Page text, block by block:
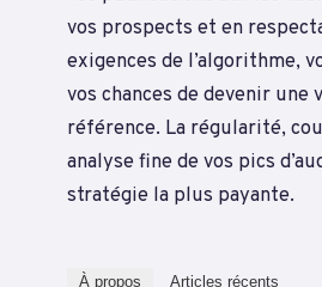
vos prospects et en
exigences de l’algorithme,
vos chances de devenir une
référence. La régularité,
analyse fine de vos pics
stratégie la plus payante.
À propos Articles récents